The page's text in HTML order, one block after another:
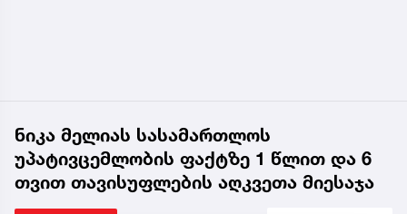
ნიკა მელიას სასამართლოს
უპატივცემლობის ფაქტზე 1 წლით და 6
თვით თავისუფლების აღკვეთა მიესაჯა